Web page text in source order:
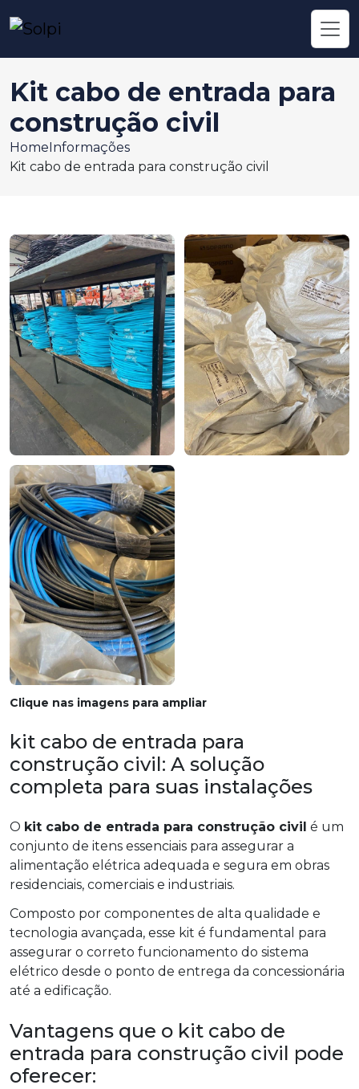
Kit cabo de entrada para
construção civil
HomeInformações
Kit cabo de entrada para construção civil
Clique nas imagens para ampliar
kit cabo de entrada para
construção civil: A solução
completa para suas instalações
O kit cabo de entrada para construção civil é um
conjunto de itens essenciais para assegurar a
alimentação elétrica adequada e segura em obras
residenciais, comerciais e industriais.
Composto por componentes de alta qualidade e
tecnologia avançada, esse kit é fundamental para
assegurar o correto funcionamento do sistema
elétrico desde o ponto de entrega da concessionária
até a edificação.
Vantagens que o kit cabo de
entrada para construção civil pode
oferecer: